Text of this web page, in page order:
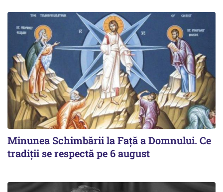
Minunea Schimbării la Față a Domnului. Ce
tradiții se respectă pe 6 august